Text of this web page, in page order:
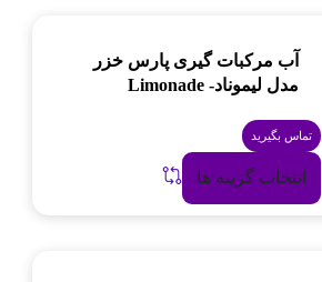
آب مرکبات گیری پارس خزر
مدل لیموناد- Limonade
تماس بگیرید
انتخاب گزینه ها